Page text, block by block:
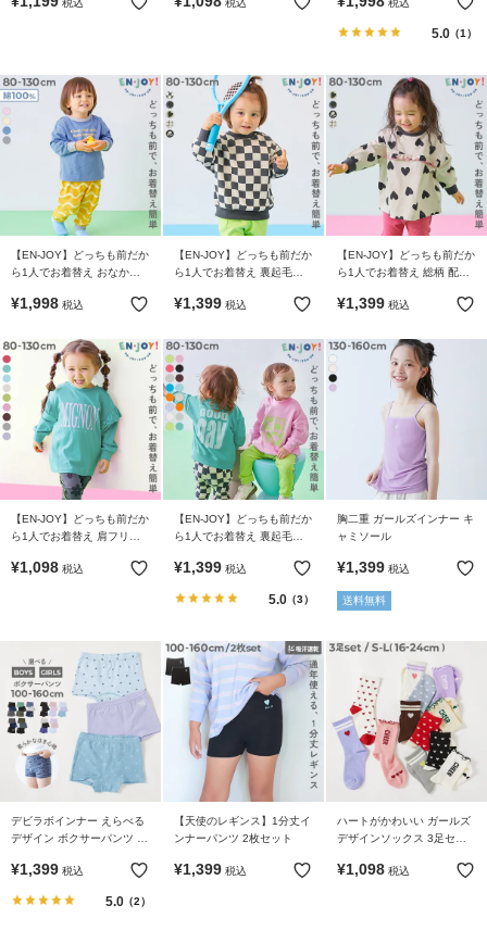
税込 税込
ン
税込
5.0（1）
【EN-JOY】どっちも前だか
ら1人でお着替え おなかす
¥1,998 税込
【EN-JOY】どっちも前だか
ら1人でお着替え 裏起毛じ
¥1,399 税込
【EN-JOY】どっちも前だか
ら1人でお着替え 総柄 配色
¥1,399 税込
【EN-JOY】どっちも前だか
ら1人でお着替え 肩フリル
¥1,098 税込
【EN-JOY】どっちも前だか
ら1人でお着替え 裏起毛じ
¥1,399 税込
5.0（3）
胸二重 ガールズインナー キ
ャミソール
¥1,399 税込
送料無料
デビラボインナー えらべる
デザイン ボクサーパンツ 3
¥1,399 税込
5.0（2）
【天使のレギンス】1分丈イ
ンナーパンツ 2枚セット
¥1,399 税込
ハートがかわいい ガールズ
デザインソックス 3足セッ
¥1,098 税込